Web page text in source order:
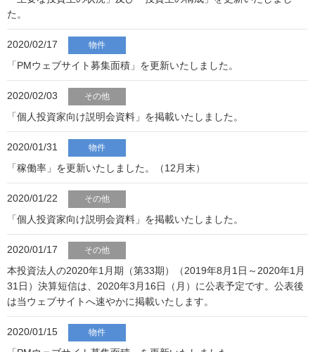
た。
2020/02/17 物件
「PMウェブサイト募集面積」を更新いたしました。
2020/02/03 その他
「個人投資家向け説明会資料」を掲載いたしました。
2020/01/31 物件
「稼働率」を更新いたしました。（12月末）
2020/01/22 その他
「個人投資家向け説明会資料」を掲載いたしました。
2020/01/17 その他
本投資法人の2020年1月期（第33期）（2019年8月1日～2020年1月
31日）決算短信は、2020年3月16日（月）に公表予定です。公表後
は当ウェブサイトへ速やかに掲載いたします。
2020/01/15 物件